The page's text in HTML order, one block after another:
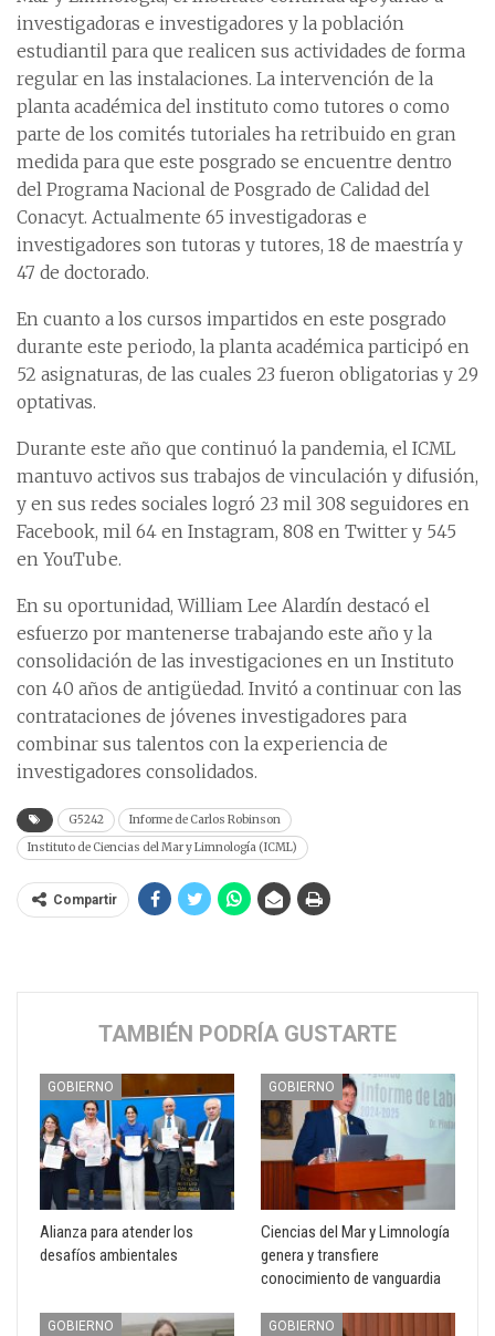
investigadoras e investigadores y la población
estudiantil para que realicen sus actividades de forma
regular en las instalaciones. La intervención de la
planta académica del instituto como tutores o como
parte de los comités tutoriales ha retribuido en gran
medida para que este posgrado se encuentre dentro
del Programa Nacional de Posgrado de Calidad del
Conacyt. Actualmente 65 investigadoras e
investigadores son tutoras y tutores, 18 de maestría y
47 de doctorado.
En cuanto a los cursos impartidos en este posgrado
durante este periodo, la planta académica participó en
52 asignaturas, de las cuales 23 fueron obligatorias y 29
optativas.
Durante este año que continuó la pandemia, el ICML
mantuvo activos sus trabajos de vinculación y difusión,
y en sus redes sociales logró 23 mil 308 seguidores en
Facebook, mil 64 en Instagram, 808 en Twitter y 545
en YouTube.
En su oportunidad, William Lee Alardín destacó el
esfuerzo por mantenerse trabajando este año y la
consolidación de las investigaciones en un Instituto
con 40 años de antigüedad. Invitó a continuar con las
contrataciones de jóvenes investigadores para
combinar sus talentos con la experiencia de
investigadores consolidados.
G5242
Informe de Carlos Robinson
Instituto de Ciencias del Mar y Limnología (ICML)
Compartir
TAMBIÉN PODRÍA GUSTARTE
GOBIERNO
Alianza para atender los
desafíos ambientales
GOBIERNO
Ciencias del Mar y Limnología
genera y transfiere
conocimiento de vanguardia
GOBIERNO GOBIERNO